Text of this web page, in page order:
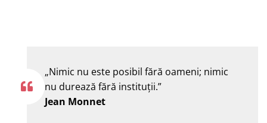
„Nimic nu este posibil fără oameni; nimic
nu durează fără instituţii.”
Jean Monnet